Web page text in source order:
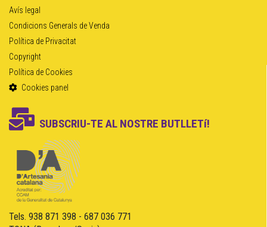
Avís legal
Condicions Generals de Venda
Política de Privacitat
Copyright
Política de Cookies
Cookies panel
SUBSCRIU-TE AL NOSTRE BUTLLETí!
Tels. 938 871 398 - 687 036 771